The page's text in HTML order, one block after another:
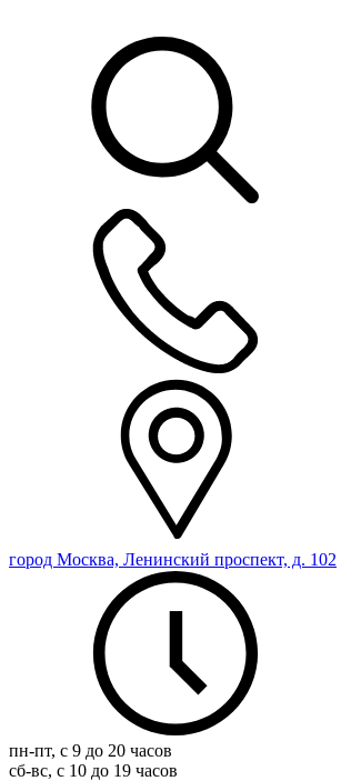
город Москва, Ленинский проспект, д. 102
пн-пт, с 9 до 20 часов
сб-вс, с 10 до 19 часов